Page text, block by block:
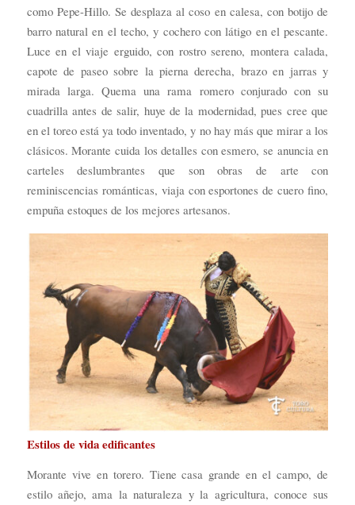
como Pepe-Hillo. Se desplaza al coso en calesa, con botijo de
barro natural en el techo, y cochero con látigo en el pescante.
Luce en el viaje erguido, con rostro sereno, montera calada,
capote de paseo sobre la pierna derecha, brazo en jarras y
mirada larga. Quema una rama romero conjurado con su
cuadrilla antes de salir, huye de la modernidad, pues cree que
en el toreo está ya todo inventado, y no hay más que mirar a los
clásicos. Morante cuida los detalles con esmero, se anuncia en
carteles deslumbrantes que son obras de arte con
reminiscencias románticas, viaja con esportones de cuero fino,
empuña estoques de los mejores artesanos.
Estilos de vida edificantes
Morante vive en torero. Tiene casa grande en el campo, de
estilo añejo, ama la naturaleza y la agricultura, conoce sus